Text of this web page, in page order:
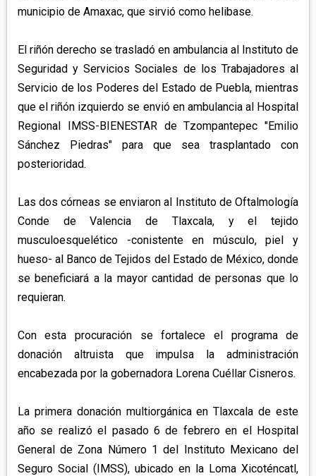
municipio de Amaxac, que sirvió como helibase.
El riñón derecho se trasladó en ambulancia al Instituto de
Seguridad y Servicios Sociales de los Trabajadores al
Servicio de los Poderes del Estado de Puebla, mientras
que el riñón izquierdo se envió en ambulancia al Hospital
Regional IMSS-BIENESTAR de Tzompantepec "Emilio
Sánchez Piedras" para que sea trasplantado con
posterioridad.
Las dos córneas se enviaron al Instituto de Oftalmología
Conde de Valencia de Tlaxcala, y el tejido
musculoesquelético -conistente en músculo, piel y
hueso- al Banco de Tejidos del Estado de México, donde
se beneficiará a la mayor cantidad de personas que lo
requieran.
Con esta procuración se fortalece el programa de
donación altruista que impulsa la administración
encabezada por la gobernadora Lorena Cuéllar Cisneros.
La primera donación multiorgánica en Tlaxcala de este
año se realizó el pasado 6 de febrero en el Hospital
General de Zona Número 1 del Instituto Mexicano del
Seguro Social (IMSS), ubicado en la Loma Xicoténcatl,